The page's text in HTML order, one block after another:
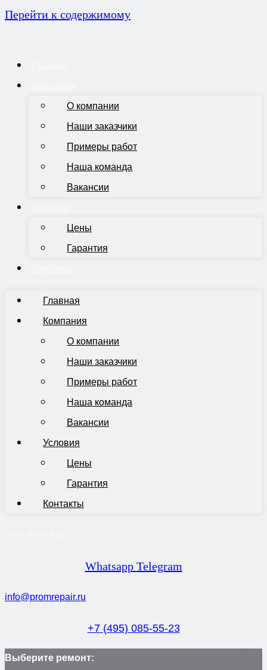
Перейти к содержимому
О компании
Наши заказчики
Примеры работ
Наша команда
Вакансии
Цены
Гарантия
Главная
Компания
О компании
Наши заказчики
Примеры работ
Наша команда
Вакансии
Условия
Цены
Гарантия
Контакты
Whatsapp Telegram
info@promrepair.ru
+7 (495) 085-55-23
Выберите ремонт: